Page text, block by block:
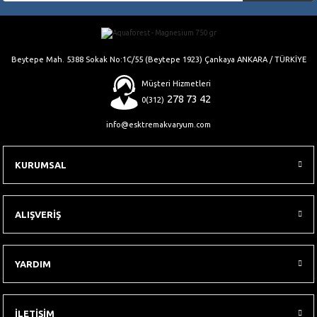
Gönder
Beytepe Mah. 5388 Sokak No:1C/55 (Beytepe 1923) Çankaya ANKARA / TÜRKİYE
Müşteri Hizmetleri
0(312) 278 73 42
info@esktremakvaryum.com
KURUMSAL
ALIŞVERİŞ
YARDIM
İLETİŞİM